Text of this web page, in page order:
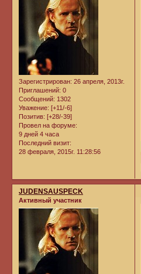
Зарегистрирован: 26 апреля, 2013г.
Приглашений: 0
Сообщений: 1302
Уважение: [+11/-6]
Позитив: [+28/-39]
Провел на форуме:
9 дней 4 часа
Последний визит:
28 февраля, 2015г. 11:28:56
JUDENSAUSPECK
Активный участник